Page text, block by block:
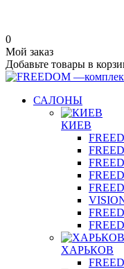
0
Мой заказ
Добавьте товары в
САЛОНЫ
КИЕВ
ХАРЬКОВ